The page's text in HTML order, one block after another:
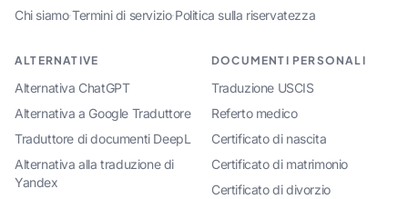
Chi siamo·Termini di servizio·Politica sulla riservatezza
ALTERNATIVE
Alternativa ChatGPT
Alternativa a Google Traduttore
Traduttore di documenti DeepL
Alternativa alla traduzione di
Yandex
DOCUMENTI PERSONALI
Traduzione USCIS
Referto medico
Certificato di nascita
Certificato di matrimonio
Certificato di divorzio